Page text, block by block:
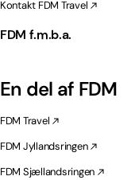
Kontakt FDM Travel
FDM f.m.b.a.
En del af FDM
FDM Travel
FDM Jyllandsringen
FDM Sjællandsringen